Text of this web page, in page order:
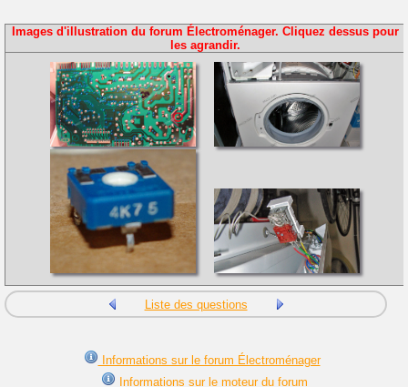
Images d'illustration du forum Électroménager. Cliquez dessus pour
les agrandir.
Liste des questions
Informations sur le forum Électroménager
Informations sur le moteur du forum